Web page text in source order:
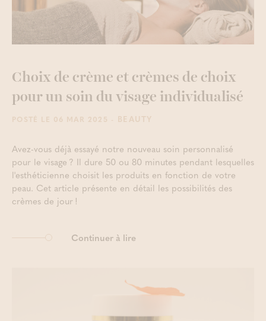
Choix de crème et crèmes de choix
pour un soin du visage individualisé
POSTÉ LE 06 MAR 2025 - BEAUTY
Avez-vous déjà essayé notre nouveau soin personnalisé
pour le visage ? Il dure 50 ou 80 minutes pendant lesquelles
l'esthéticienne choisit les produits en fonction de votre
peau. Cet article présente en détail les possibilités des
crèmes de jour !
Continuer à lire